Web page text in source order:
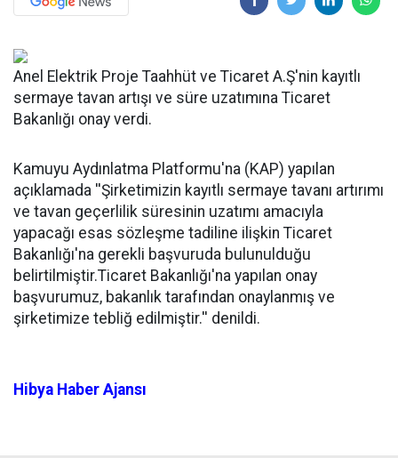
Anel Elektrik Proje Taahhüt ve Ticaret A.Ş'nin kayıtlı
sermaye tavan artışı ve süre uzatımına Ticaret
Bakanlığı onay verdi.
Kamuyu Aydınlatma Platformu'na (KAP) yapılan
açıklamada ''Şirketimizin kayıtlı sermaye tavanı artırımı
ve tavan geçerlilik süresinin uzatımı amacıyla
yapacağı esas sözleşme tadiline ilişkin Ticaret
Bakanlığı'na gerekli başvuruda bulunulduğu
belirtilmiştir.Ticaret Bakanlığı'na yapılan onay
başvurumuz, bakanlık tarafından onaylanmış ve
şirketimize tebliğ edilmiştir.'' denildi.
Hibya Haber Ajansı